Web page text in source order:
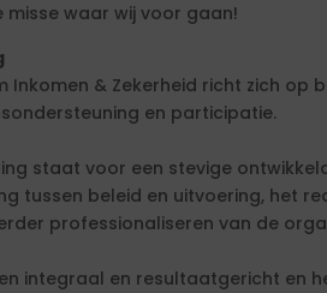
misse waar wij voor gaan!
Inkomen & Zekerheid richt zich op
en participatie.
staat voor een stevige
tussen beleid en uitvoering, het
professionaliseren van de
integraal en resultaatgericht en